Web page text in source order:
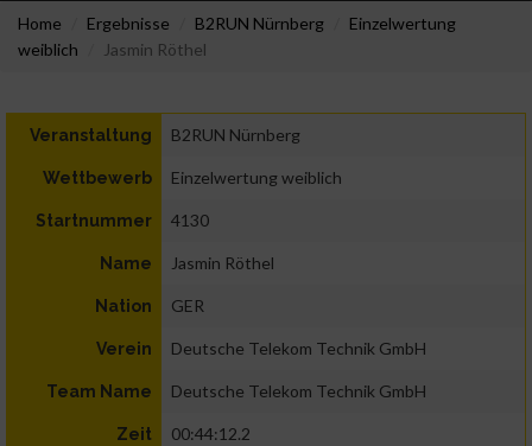
Home Ergebnisse B2RUN Nürnberg
Einzelwertung
weiblich
Jasmin Röthel
Veranstaltung B2RUN Nürnberg
Wettbewerb Einzelwertung weiblich
Startnummer 4130
Name Jasmin Röthel
Nation GER
Verein Deutsche Telekom Technik GmbH
Team Name Deutsche Telekom Technik GmbH
Zeit 00:44:12.2